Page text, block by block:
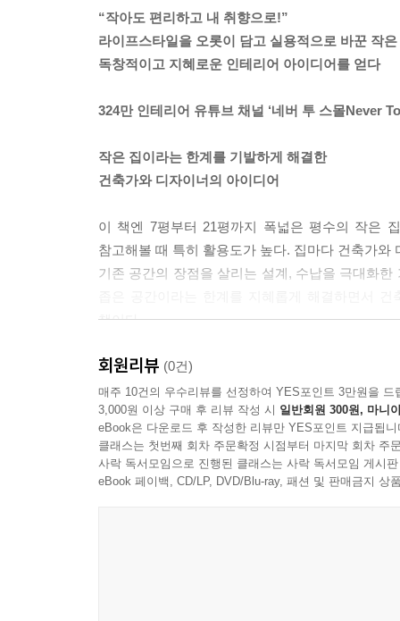
“작아도 편리하고 내 취향으로!”
라이프스타일을 오롯이 담고 실용적으로 바꾼 작
독창적이고 지혜로운 인테리어 아이디어를 얻다
324만 인테리어 유튜브 채널 ‘네버 투 스몰Never
작은 집이라는 한계를 기발하게 해결한
건축가와 디자이너의 아이디어
이 책엔 7평부터 21평까지 폭넓은 평수의 작은
참고해볼 때 특히 활용도가 높다. 집마다 건축가
기존 공간의 장점을 살리는 설계, 수납을 극대화
책이다.
다수의 사진, 평면도, 캡션…
공간 이해를 돕는 요소들
『네버 투 스몰 2』는 책만 봐도 바로 공간을 파악
있다. 사진도 다수 수록해서 영상에선 빠르게 지
참고하면 공간 구석구석까지 한눈에 그려질 것이다.
회원리뷰 (0건)
매주 10건의 우수리뷰를 선정하여 YES포인트 3만원을 드
3,000원 이상 구매 후 리뷰 작성 시 일반회원 300원, 마니
eBook은 다운로드 후 작성한 리뷰만 YES포인트 지급됩니
클래스는 첫번째 회차 주문확정 시점부터 마지막 회차 주
사락 독서모임으로 진행된 클래스는 사락 독서모임 게시
eBook 페이백, CD/LP, DVD/Blu-ray, 패션 및 판매금지 상